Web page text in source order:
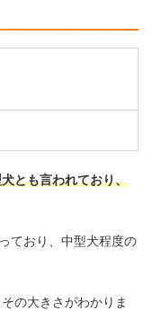
とも言われており、
ており、中型犬程度の
の大きさがわかりま